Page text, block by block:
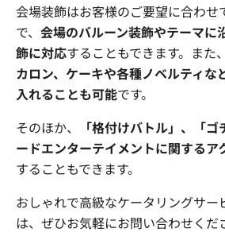
会場装飾はお客様のご要望に合わせ
で、 会場のバルーン装飾やテーマに
飾に対応することもできます。また、
カロン、ケーキや各種ノベルティな
入れることも可能です。
そのほか、
「格付けバトル」、「
ードエンターテイメントに関するア
することもできます。
おしゃれで高級なケータリングサー
は、ぜひお気軽にお問い合わせくだ